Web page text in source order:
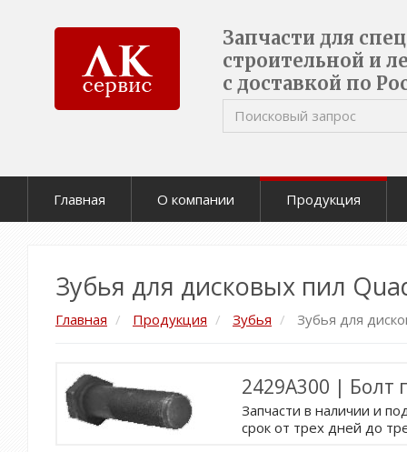
Запчасти для
строительной и
с доставкой по
Главная О компании Продукция
Зубья для дисковых пил
Главная Продукция Зубья Зубья для
2429A300 | Болт
Запчасти в наличии и
срок от трех дней до